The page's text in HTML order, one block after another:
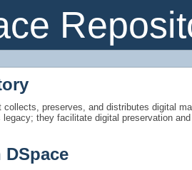
preserves, and distributes digital
legacy; they facilitate digital preservation